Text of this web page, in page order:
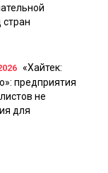
стран
«Хайтек:
предприятия
не
для